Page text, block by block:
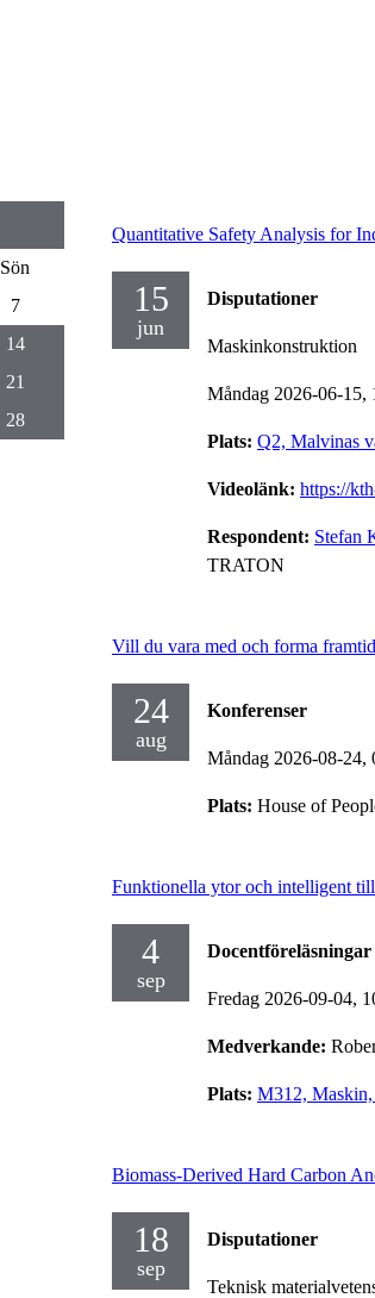
Quantitative Safety Analysis for
15
jun
Disputationer
Maskinkonstruktion
Måndag 2026-06-15,
Plats: Q2, Malvinas
Videolänk: https://
Respondent: Stefan
TRATON
Vill du vara med och forma
24
aug
Konferenser
Måndag 2026-08-24,
Plats: House of
Funktionella ytor och intelligent
4
sep
Docentföreläsningar
Fredag 2026-09-04,
Medverkande:
Plats: M312,
Biomass-Derived Hard Carbon
18
sep
Disputationer
Teknisk
Sön
7
14
21
28